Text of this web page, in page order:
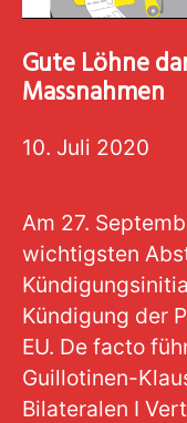
Gute Löhne
Massnahmen
10. Juli 2020
Am 27.
wichtigsten
Kündigung der
EU. De facto
Guillotinen-
Bilateralen I